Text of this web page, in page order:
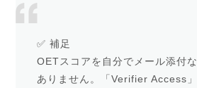
✅ 補足
OETスコアを自分でメール添付
ありません。「Verifier Access